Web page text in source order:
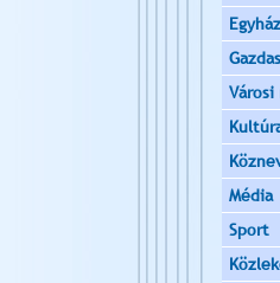
Városi
Média
Sport